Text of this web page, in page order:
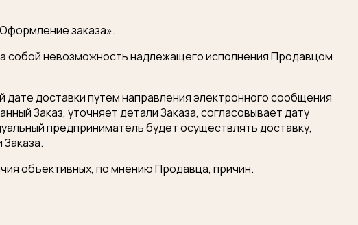
заказа».
собой невозможность надлежащего исполнения Продавцом
доставки путем направления электронного сообщения
Заказ, уточняет детали Заказа, согласовывает дату
предприниматель будет осуществлять доставку,
объективных, по мнению Продавца, причин.